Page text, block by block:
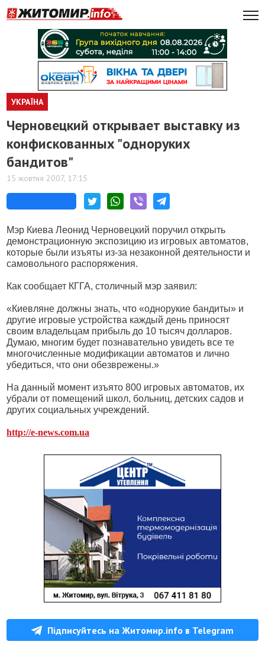
УКРАЇНА
Черновецкий открывает выставку из
конфискованных "одноруких
бандитов"
15 жовтня 2007, 17:15
Мэр Киева Леонид Черновецкий поручил открыть
демонстрационную экспозицию из игровых автоматов,
которые были изъяты из-за незаконной деятельности и
самовольного распоряжения.
Как сообщает КГГА, столичный мэр заявил:
«Киевляне должны знать, что «однорукие бандиты» и
другие игровые устройства каждый день приносят
своим владельцам прибыль до 10 тысяч долларов.
Думаю, многим будет познавательно увидеть все те
многочисленные модификации автоматов и лично
убедиться, что они обезврежены.»
На данный момент изъято 800 игровых автоматов, их
убрали от помещений школ, больниц, детских садов и
других социальных учреждений.
http://e-news.com.ua
Підписуйтесь на Житомир.info в Telegram